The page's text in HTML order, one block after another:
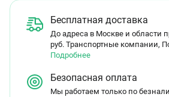
Бесплатная доставка
До адреса в Москве и области
руб. Транспортные компании,
Подробнее
Безопасная оплата
Мы работаем только по